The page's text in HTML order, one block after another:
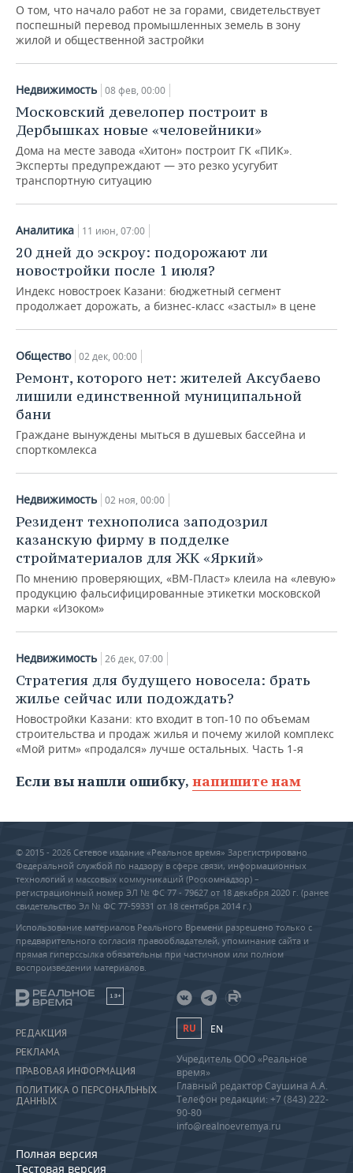
О том, что начало работ не за горами, свидетельствует
поспешный перевод промышленных земель в зону
жилой и общественной застройки
Недвижимость 08 фев, 00:00
Московский девелопер построит в
Дербышках новые «человейники»
Дома на месте завода «Хитон» построит ГК «ПИК».
Эксперты предупреждают — это резко усугубит
транспортную ситуацию
Аналитика 11 июн, 07:00
20 дней до эскроу: подорожают ли
новостройки после 1 июля?
Индекс новостроек Казани: бюджетный сегмент
продолжает дорожать, а бизнес-класс «застыл» в цене
Общество 02 дек, 00:00
Ремонт, которого нет: жителей Аксубаево
лишили единственной муниципальной
бани
Граждане вынуждены мыться в душевых бассейна и
спорткомлекса
Недвижимость 02 ноя, 00:00
Резидент технополиса заподозрил
казанскую фирму в подделке
стройматериалов для ЖК «Яркий»
По мнению проверяющих, «ВМ-Пласт» клеила на «левую»
продукцию фальсифицированные этикетки московской
марки «Изоком»
Недвижимость 26 дек, 07:00
Стратегия для будущего новосела: брать
жилье сейчас или подождать?
Новостройки Казани: кто входит в топ-10 по объемам
строительства и продаж жилья и почему жилой комплекс
«Мой ритм» «продался» лучше остальных. Часть 1-я
Если вы нашли ошибку, напишите нам
© 2015 - 2026 Сетевое издание «Реальное время» Зарегистрировано
Федеральной службой по надзору в сфере связи, информационных
технологий и массовых коммуникаций (Роскомнадзор) –
регистрационный номер ЭЛ № ФС 77 - 79627 от 18 декабря 2020 г. (ранее
свидетельство Эл № ФС 77-59331 от 18 сентября 2014 г.)
Использование материалов Реального Времени разрешено только с
предварительного согласия правообладателей, упоминание сайта и
прямая гиперссылка обязательны при частичном или полном
воспроизведении материалов.
18+
РЕДАКЦИЯ
РЕКЛАМА
ПРАВОВАЯ ИНФОРМАЦИЯ
ПОЛИТИКА О ПЕРСОНАЛЬНЫХ
ДАННЫХ
Полная версия
Тестовая версия
RU EN
Учредитель ООО «Реальное
время»
Главный редактор Саушина А.А.
Телефон редакции: +7 (843) 222-
90-80
info@realnoevremya.ru